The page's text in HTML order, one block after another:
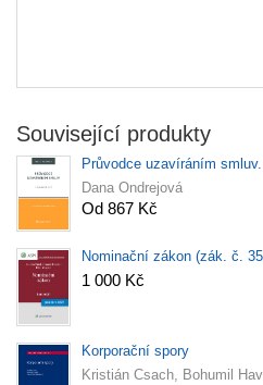
Související produkty
Průvodce uzavíráním
Dana Ondrejová
Od 867 Kč
Nominační zákon (zák. č.
1 000 Kč
Korporační spory
Kristián Csach, Bohumil